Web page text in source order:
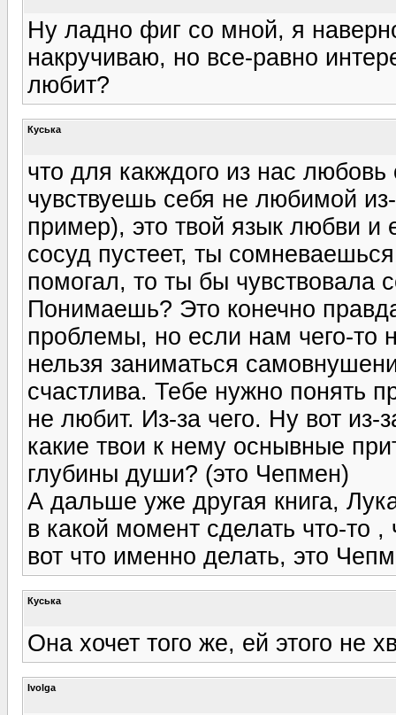
Ну ладно фиг со мной, я
накручиваю, но все-равно
любит?
Куська
что для какждого из нас
чувствуешь себя не любимой
пример), это твой язык любви
сосуд пустеет, ты
помогал, то ты бы чувствовала
Понимаешь? Это конечно
проблемы, но если нам чего-то
нельзя заниматься
счастлива. Тебе нужно понять
не любит. Из-за чего. Ну вот
какие твои к нему оснывные
глубины души? (это Чепмен)
А дальше уже другая книга,
в какой момент сделать что-то
вот что именно делать, это
Куська
Она хочет того же, ей этого не
Ivolga